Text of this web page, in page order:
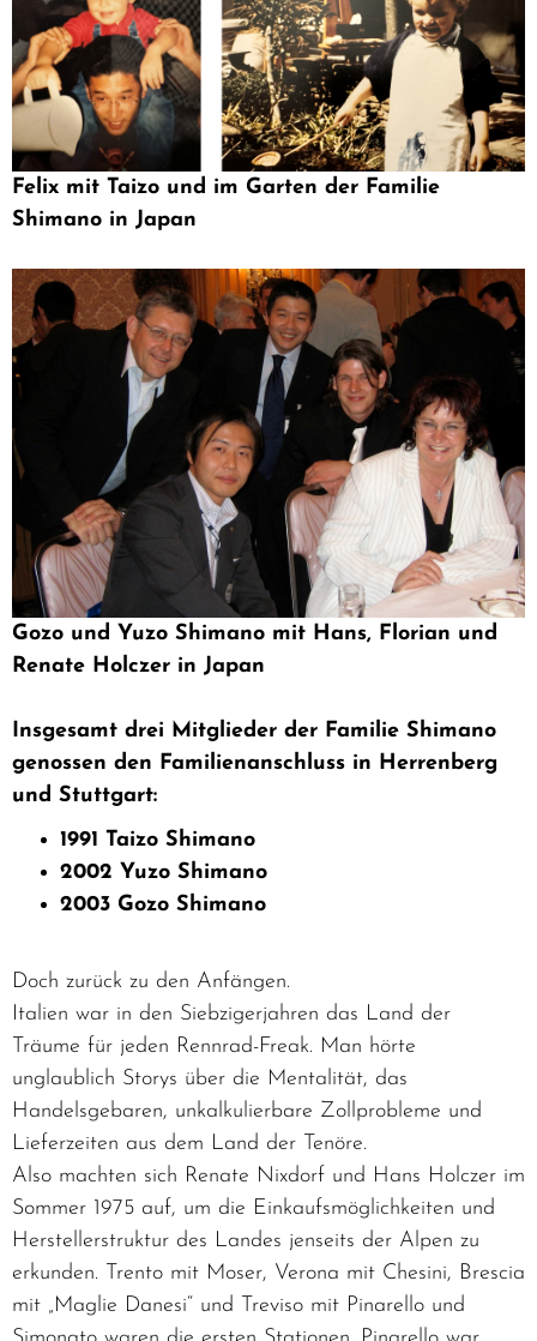
Felix mit Taizo und im Garten der Familie
Shimano in Japan
Gozo und Yuzo Shimano mit Hans, Florian und
Renate Holczer in Japan
Insgesamt drei Mitglieder der Familie Shimano
genossen den Familienanschluss in Herrenberg
und Stuttgart:
1991 Taizo Shimano
2002 Yuzo Shimano
2003 Gozo Shimano
Doch zurück zu den Anfängen.
Italien war in den Siebzigerjahren das Land der
Träume für jeden Rennrad-Freak. Man hörte
unglaublich Storys über die Mentalität, das
Handelsgebaren, unkalkulierbare Zollprobleme und
Lieferzeiten aus dem Land der Tenöre.
Also machten sich Renate Nixdorf und Hans Holczer im
Sommer 1975 auf, um die Einkaufsmöglichkeiten und
Herstellerstruktur des Landes jenseits der Alpen zu
erkunden. Trento mit Moser, Verona mit Chesini, Brescia
mit „Maglie Danesi“ und Treviso mit Pinarello und